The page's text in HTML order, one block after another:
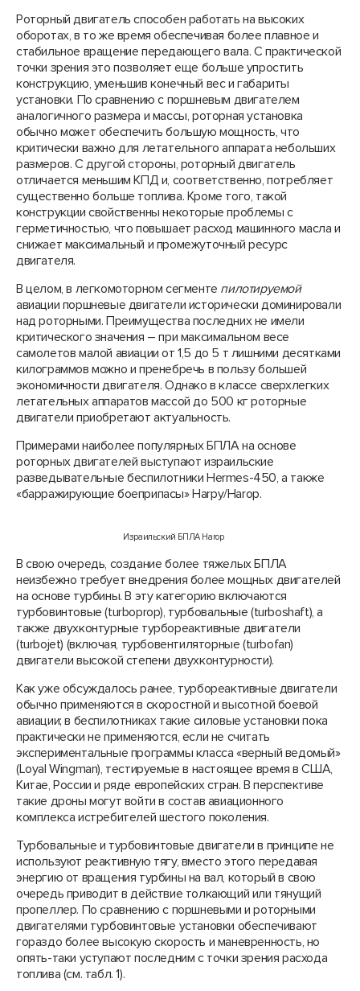
Роторный двигатель способен работать на высоких
оборотах, в то же время обеспечивая более плавное и
стабильное вращение передающего вала. С практической
точки зрения это позволяет еще больше упростить
конструкцию, уменьшив конечный вес и габариты
установки. По сравнению с поршневым двигателем
аналогичного размера и массы, роторная установка
обычно может обеспечить большую мощность, что
критически важно для летательного аппарата небольших
размеров. С другой стороны, роторный двигатель
отличается меньшим КПД и, соответственно, потребляет
существенно больше топлива. Кроме того, такой
конструкции свойственны некоторые проблемы с
герметичностью, что повышает расход машинного масла и
снижает максимальный и промежуточный ресурс
двигателя.
В целом, в легкомоторном сегменте пилотируемой
авиации поршневые двигатели исторически доминировали
над роторными. Преимущества последних не имели
критического значения – при максимальном весе
самолетов малой авиации от 1,5 до 5 т лишними десятками
килограммов можно и пренебречь в пользу большей
экономичности двигателя. Однако в классе сверхлегких
летательных аппаратов массой до 500 кг роторные
двигатели приобретают актуальность.
Примерами наиболее популярных БПЛА на основе
роторных двигателей выступают израильские
разведывательные беспилотники Hermes-450, а также
«барражирующие боеприпасы» Harpy/Harop.
Израильский БПЛА Harop
В свою очередь, создание более тяжелых БПЛА
неизбежно требует внедрения более мощных двигателей
на основе турбины. В эту категорию включаются
турбовинтовые (turboprop), турбовальные (turboshaft), а
также двухконтурные турбореактивные двигатели
(turbojet) (включая, турбовентиляторные (turbofan)
двигатели высокой степени двухконтурности).
Как уже обсуждалось ранее, турбореактивные двигатели
обычно применяются в скоростной и высотной боевой
авиации; в беспилотниках такие силовые установки пока
практически не применяются, если не считать
экспериментальные программы класса «верный ведомый»
(Loyal Wingman), тестируемые в настоящее время в США,
Китае, России и ряде европейских стран. В перспективе
такие дроны могут войти в состав авиационного
комплекса истребителей шестого поколения.
Турбовальные и турбовинтовые двигатели в принципе не
используют реактивную тягу, вместо этого передавая
энергию от вращения турбины на вал, который в свою
очередь приводит в действие толкающий или тянущий
пропеллер. По сравнению с поршневыми и роторными
двигателями турбовинтовые установки обеспечивают
гораздо более высокую скорость и маневренность, но
опять-таки уступают последним с точки зрения расхода
топлива (см. табл. 1).